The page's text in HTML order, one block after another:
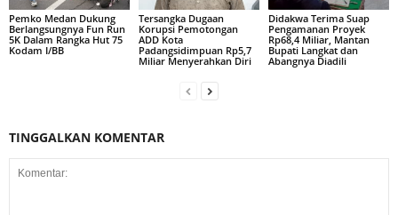
Pemko Medan Dukung
Berlangsungnya Fun Run
5K Dalam Rangka Hut 75
Kodam I/BB
Tersangka Dugaan
Korupsi Pemotongan
ADD Kota
Padangsidimpuan Rp5,7
Miliar Menyerahkan Diri
Didakwa Terima Suap
Pengamanan Proyek
Rp68,4 Miliar, Mantan
Bupati Langkat dan
Abangnya Diadili
TINGGALKAN KOMENTAR